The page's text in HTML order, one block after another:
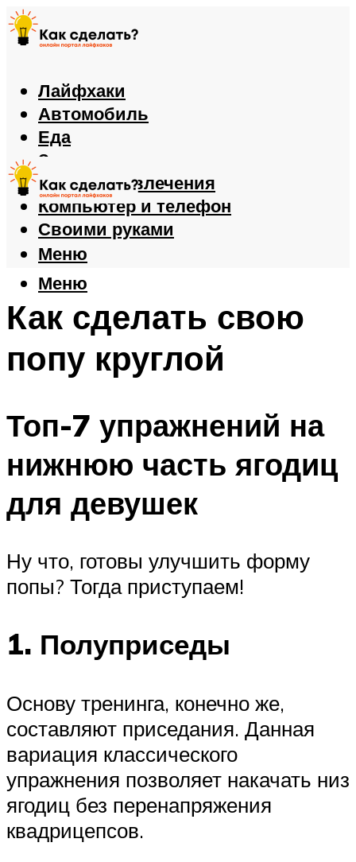
Лайфхаки
Автомобиль
Еда
Здоровье
Игры и развлечения
Компьютер и телефон
Своими руками
Меню
Меню
Как сделать свою
попу круглой
Топ-7 упражнений на
нижнюю часть ягодиц
для девушек
Ну что, готовы улучшить форму
попы? Тогда приступаем!
1. Полуприседы
Основу тренинга, конечно же,
составляют приседания. Данная
вариация классического
упражнения позволяет накачать низ
ягодиц без перенапряжения
квадрицепсов.